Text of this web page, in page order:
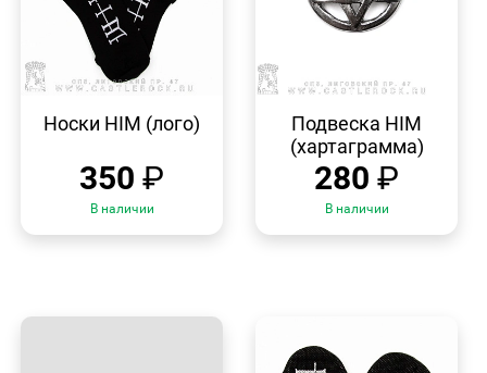
ПРОСМОТР
Носки HIM (лого)
350 ₽
В наличии
ПРОСМОТР
Подвеска HIM
(хартаграмма)
280 ₽
В наличии